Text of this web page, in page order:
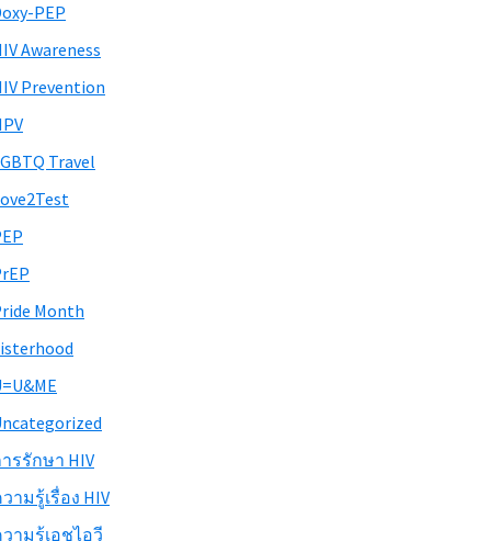
PEP
Awareness
Prevention
Travel
Month
รรักษา HIV
ามรู้เรื่อง HIV
ามรู้เอชไอวี